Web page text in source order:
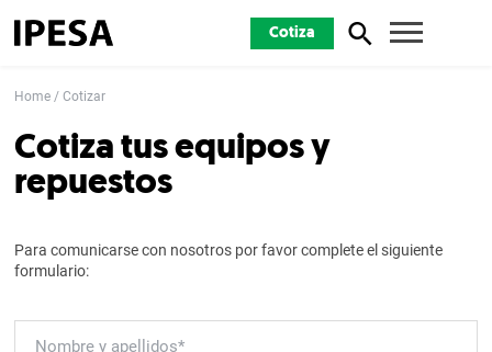
Cotiza
Home Cotizar
Cotiza tus equipos y
repuestos
Para comunicarse con nosotros por favor complete el siguiente
formulario: